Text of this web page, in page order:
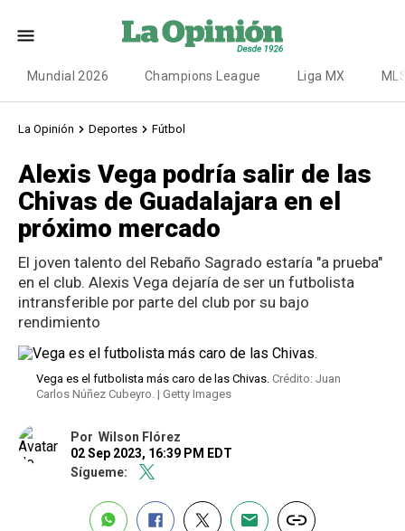
Mundial 2026 Champions League Liga MX
La Opinión Deportes Fútbol
Alexis Vega podría salir de las
Chivas de Guadalajara en el
próximo mercado
El joven talento del Rebaño Sagrado estaría "a prueba"
en el club. Alexis Vega dejaría de ser un futbolista
intransferible por parte del club por su bajo
rendimiento
Vega es el futbolista más caro de las Chivas. Crédito: Juan
Carlos Núñez Cubeyro. | Getty Images
Por Wilson Flórez
02 Sep 2023, 16:39 PM EDT
Sígueme: